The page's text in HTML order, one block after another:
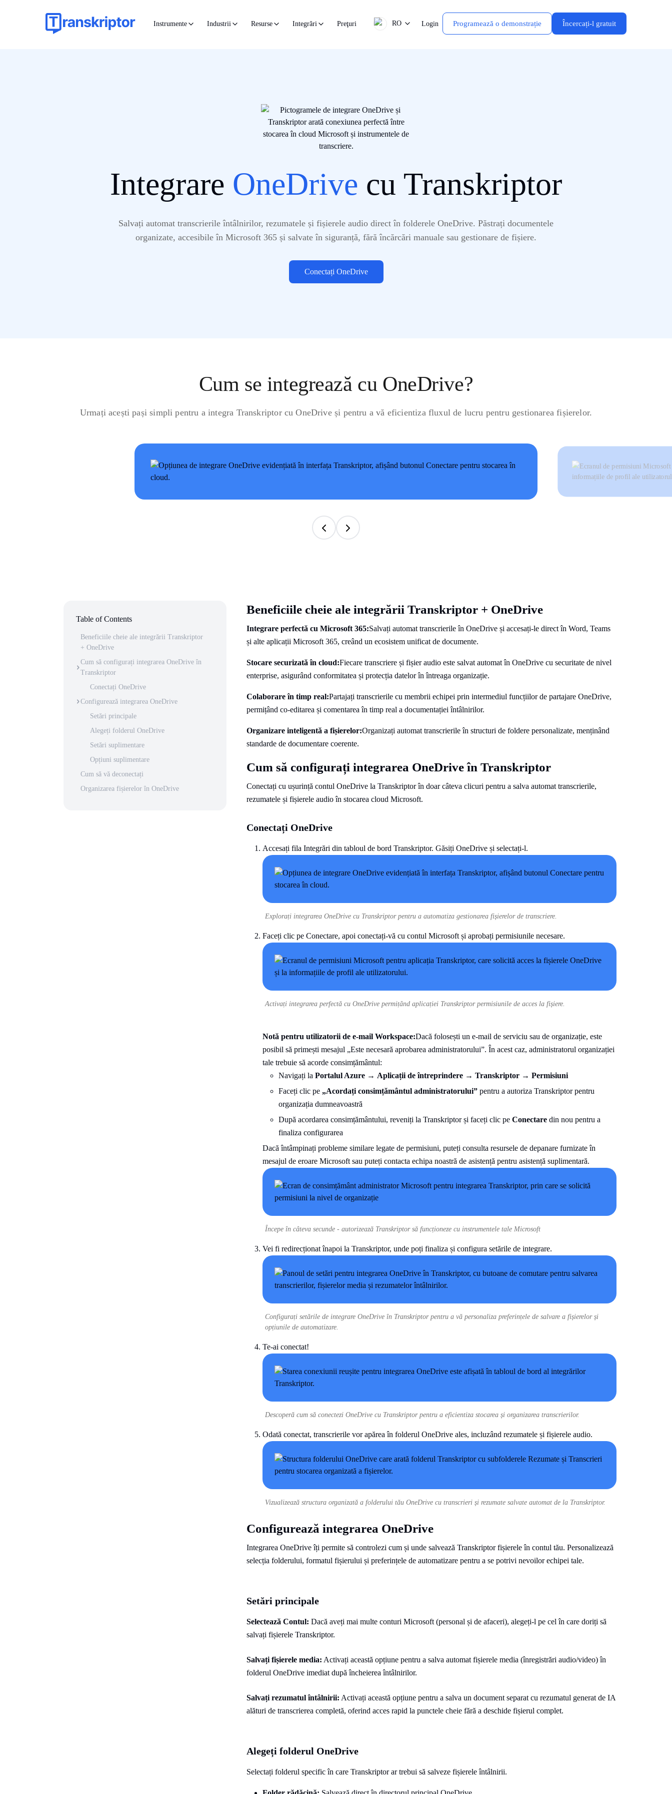
Instrumente Industrii Resurse Integrări Preţuri RO Login Programează o demonstrație Încercați-l gratuit
Integrare OneDrive cu Transkriptor
Salvați automat transcrierile întâlnirilor, rezumatele și fișierele audio direct în folderele OneDrive. Păstrați documentele
organizate, accesibile în Microsoft 365 și salvate în siguranță, fără încărcări manuale sau gestionare de fișiere.
Conectați OneDrive
Cum se integrează cu OneDrive?
Urmați acești pași simpli pentru a integra Transkriptor cu OneDrive și pentru a vă eficientiza fluxul de lucru pentru gestionarea fișierelor.
Table of Contents
Beneficiile cheie ale integrării Transkriptor
+ OneDrive
Cum să configurați integrarea OneDrive în
Transkriptor
Conectați OneDrive
Configurează integrarea OneDrive
Setări principale
Alegeți folderul OneDrive
Setări suplimentare
Opțiuni suplimentare
Cum să vă deconectați
Organizarea fișierelor în OneDrive
Beneficiile cheie ale integrării Transkriptor + OneDrive
Integrare perfectă cu Microsoft 365:Salvați automat transcrierile în OneDrive și accesați-le direct în Word, Teams
și alte aplicații Microsoft 365, creând un ecosistem unificat de documente.
Stocare securizată în cloud:Fiecare transcriere și fișier audio este salvat automat în OneDrive cu securitate de nivel
enterprise, asigurând conformitatea și protecția datelor în întreaga organizație.
Colaborare în timp real:Partajați transcrierile cu membrii echipei prin intermediul funcțiilor de partajare OneDrive,
permițând co-editarea și comentarea în timp real a documentației întâlnirilor.
Organizare inteligentă a fișierelor:Organizați automat transcrierile în structuri de foldere personalizate, menținând
standarde de documentare coerente.
Cum să configurați integrarea OneDrive în Transkriptor
Conectați cu ușurință contul OneDrive la Transkriptor în doar câteva clicuri pentru a salva automat transcrierile,
rezumatele și fișierele audio în stocarea cloud Microsoft.
Conectați OneDrive
Accesați fila Integrări din tabloul de bord Transkriptor. Găsiți OneDrive și selectați-l.
Explorați integrarea OneDrive cu Transkriptor pentru a automatiza gestionarea fișierelor de transcriere.
Faceți clic pe Conectare, apoi conectați-vă cu contul Microsoft și aprobați permisiunile necesare.
Activați integrarea perfectă cu OneDrive permițând aplicației Transkriptor permisiunile de acces la fișiere.
Notă pentru utilizatorii de e-mail Workspace:Dacă folosești un e-mail de serviciu sau de organizație, este
posibil să primești mesajul „Este necesară aprobarea administratorului”. În acest caz, administratorul organizației
tale trebuie să acorde consimțământul:
Navigați la Portalul Azure → Aplicații de întreprindere → Transkriptor → Permisiuni
Faceți clic pe „Acordați consimțământul administratorului” pentru a autoriza Transkriptor pentru
organizația dumneavoastră
După acordarea consimțământului, reveniți la Transkriptor și faceți clic pe Conectare din nou pentru a
finaliza configurarea
Dacă întâmpinați probleme similare legate de permisiuni, puteți consulta resursele de depanare furnizate în
mesajul de eroare Microsoft sau puteți contacta echipa noastră de asistență pentru asistență suplimentară.
Începe în câteva secunde - autorizează Transkriptor să funcționeze cu instrumentele tale Microsoft
Vei fi redirecționat înapoi la Transkriptor, unde poți finaliza și configura setările de integrare.
Configurați setările de integrare OneDrive în Transkriptor pentru a vă personaliza preferințele de salvare a fișierelor și
opțiunile de automatizare.
Te-ai conectat!
Descoperă cum să conectezi OneDrive cu Transkriptor pentru a eficientiza stocarea și organizarea transcrierilor.
Odată conectat, transcrierile vor apărea în folderul OneDrive ales, incluzând rezumatele și fișierele audio.
Vizualizează structura organizată a folderului tău OneDrive cu transcrieri și rezumate salvate automat de la Transkriptor.
Configurează integrarea OneDrive
Integrarea OneDrive îți permite să controlezi cum și unde salvează Transkriptor fișierele în contul tău. Personalizează
selecția folderului, formatul fișierului și preferințele de automatizare pentru a se potrivi nevoilor echipei tale.
Setări principale
Selectează Contul: Dacă aveți mai multe conturi Microsoft (personal și de afaceri), alegeți-l pe cel în care doriți să
salvați fișierele Transkriptor.
Salvați fișierele media: Activați această opțiune pentru a salva automat fișierele media (înregistrări audio/video) în
folderul OneDrive imediat după încheierea întâlnirilor.
Salvați rezumatul întâlnirii: Activați această opțiune pentru a salva un document separat cu rezumatul generat de IA
alături de transcrierea completă, oferind acces rapid la punctele cheie fără a deschide fișierul complet.
Alegeți folderul OneDrive
Selectați folderul specific în care Transkriptor ar trebui să salveze fișierele întâlnirii.